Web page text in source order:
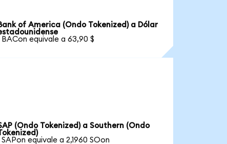
of America (Ondo Tokenized) a Dólar
BACon equivale a 63,90 $
(Ondo Tokenized) a Southern (Ondo
SAPon equivale a 2,1960 SOon